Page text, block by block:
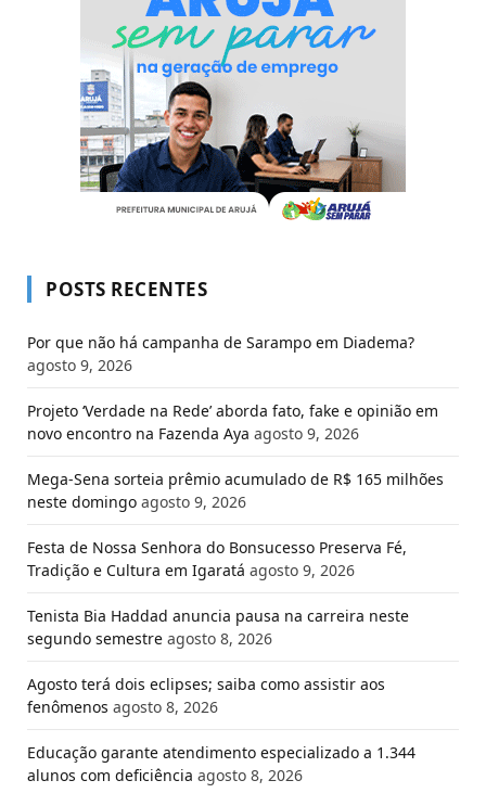
POSTS RECENTES
Por que não há campanha de Sarampo em Diadema?
agosto 9, 2026
Projeto ‘Verdade na Rede’ aborda fato, fake e opinião em
novo encontro na Fazenda Aya agosto 9, 2026
Mega-Sena sorteia prêmio acumulado de R$ 165 milhões
neste domingo agosto 9, 2026
Festa de Nossa Senhora do Bonsucesso Preserva Fé,
Tradição e Cultura em Igaratá agosto 9, 2026
Tenista Bia Haddad anuncia pausa na carreira neste
segundo semestre agosto 8, 2026
Agosto terá dois eclipses; saiba como assistir aos
fenômenos agosto 8, 2026
Educação garante atendimento especializado a 1.344
alunos com deficiência agosto 8, 2026